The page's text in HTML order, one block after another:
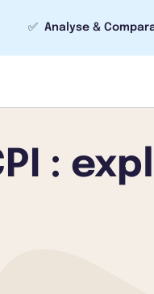
✅ Analyse &
: